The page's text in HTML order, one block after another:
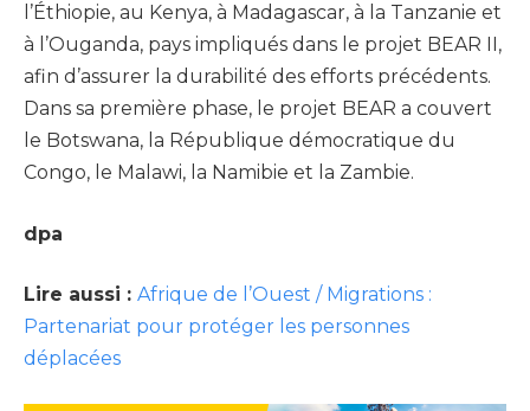
l’Éthiopie, au Kenya, à Madagascar, à la Tanzanie et
à l’Ouganda, pays impliqués dans le projet BEAR II,
afin d’assurer la durabilité des efforts précédents.
Dans sa première phase, le projet BEAR a couvert
le Botswana, la République démocratique du
Congo, le Malawi, la Namibie et la Zambie.
dpa
Lire aussi : Afrique de l’Ouest / Migrations :
Partenariat pour protéger les personnes
déplacées